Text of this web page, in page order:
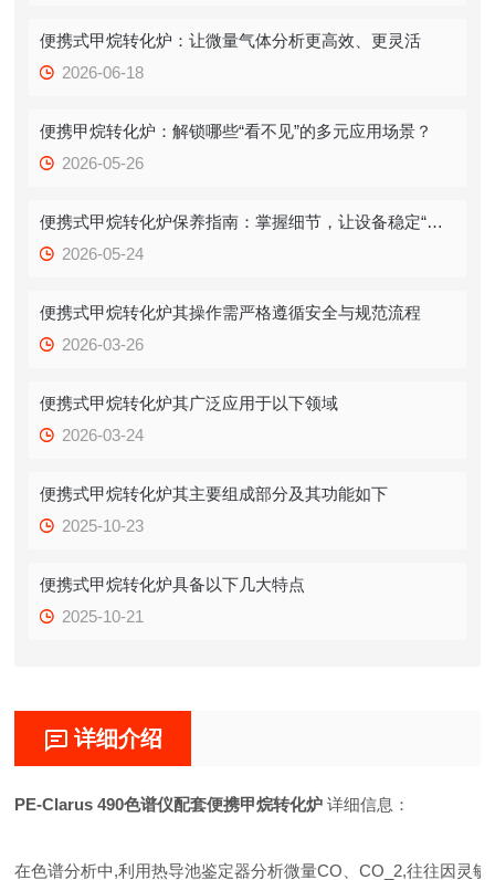
便携式甲烷转化炉：让微量气体分析更高效、更灵活
2026-06-18
便携甲烷转化炉：解锁哪些“看不见”的多元应用场景？
2026-05-26
便携式甲烷转化炉保养指南：掌握细节，让设备稳定“在线”
2026-05-24
便携式甲烷转化炉其操作需严格遵循安全与规范流程
2026-03-26
便携式甲烷转化炉其广泛应用于以下领域
2026-03-24
便携式甲烷转化炉其主要组成部分及其功能如下
2025-10-23
便携式甲烷转化炉具备以下几大特点
2025-10-21
详细介绍
PE-Clarus 490色谱仪配套便携甲烷转化炉 详细信息：
在色谱分析中,利用热导池鉴定器分析微量CO、CO_2,往往因灵